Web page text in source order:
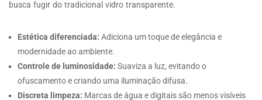
busca fugir do tradicional vidro transparente.
Estética diferenciada: Adiciona um toque de elegância e
modernidade ao ambiente.
Controle de luminosidade: Suaviza a luz, evitando o
ofuscamento e criando uma iluminação difusa.
Discreta limpeza: Marcas de água e digitais são menos visíveis